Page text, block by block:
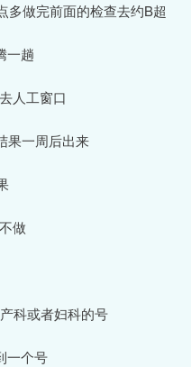
多做完前面的检查去约B超
一趟
人工窗口
果一周后出来
做
科或者妇科的号
一个号